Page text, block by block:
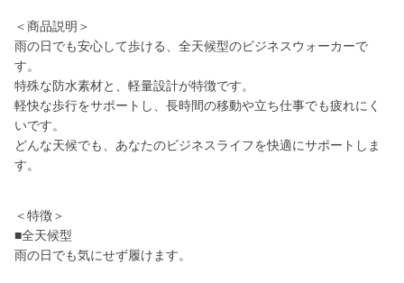
＜商品説明＞
雨の日でも安心して歩ける、全天候型のビジネスウォーカーで
す。
特殊な防水素材と、軽量設計が特徴です。
軽快な歩行をサポートし、長時間の移動や立ち仕事でも疲れにく
いです。
どんな天候でも、あなたのビジネスライフを快適にサポートしま
す。
＜特徴＞
■全天候型
雨の日でも気にせず履けます。